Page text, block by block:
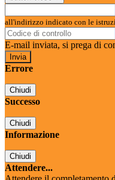
all'indirizzo indicato con le
E-mail inviata, si prega di
Errore
Chiudi
Successo
Chiudi
Informazione
Chiudi
Attendere...